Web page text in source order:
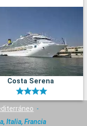
Costa Serena
Italia, Francia